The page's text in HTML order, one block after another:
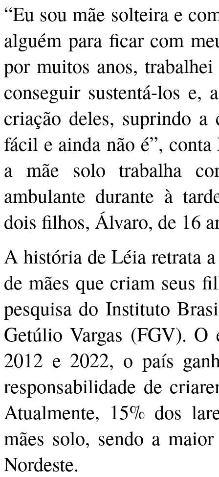
“Eu sou mãe solteira e
alguém para ficar com
por muitos anos,
conseguir sustentá-los e,
criação deles, suprindo
fácil e ainda não é”,
a mãe solo trabalha
ambulante durante à
dois filhos, Álvaro, de 16
A história de Léia retrata
de mães que criam seus
pesquisa do Instituto
Getúlio Vargas (FGV). O
2012 e 2022, o país
responsabilidade de
Atualmente, 15% dos
mães solo, sendo a
Nordeste.